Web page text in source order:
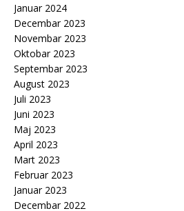
Januar 2024
Decembar 2023
Novembar 2023
Oktobar 2023
Septembar 2023
August 2023
Juli 2023
Juni 2023
Maj 2023
April 2023
Mart 2023
Februar 2023
Januar 2023
Decembar 2022